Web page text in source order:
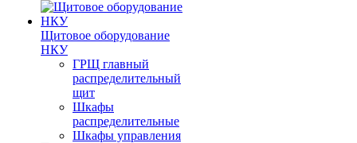
Щитовое оборудование
НКУ
ГРЩ главный
распределительный
щит
Шкафы
распределительные
Шкафы управления